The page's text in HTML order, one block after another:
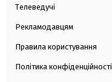
Телеведучі
Рекламодавцям
Правила користування
Політика конфіденційності